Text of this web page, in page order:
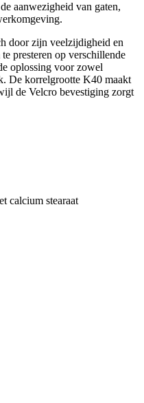
aanwezigheid van gaten,
door zijn veelzijdigheid en
presteren op verschillende
oplossing voor zowel
De korrelgrootte K40 maakt
de Velcro bevestiging zorgt
calcium stearaat